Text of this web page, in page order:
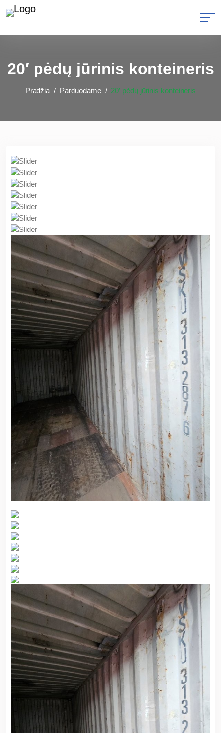
20′ pėdų jūrinis konteineris
Pradžia Parduodame 20′ pėdų jūrinis konteineris